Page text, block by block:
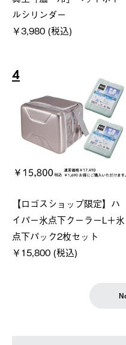
ルシリンダー
￥3,980 (税込)
4
【ロゴスショップ限定】ハ
イパー氷点下クーラーL＋氷
点下パック2枚セット
￥15,800 (税込)